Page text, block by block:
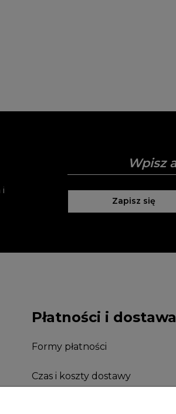
i
Zapisz się
Płatności i dostawa
Formy płatności
Czas i koszty dostawy